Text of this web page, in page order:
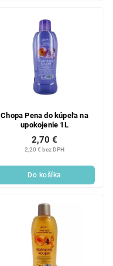
Chopa Pena do kúpeľa na
upokojenie 1L
2,20 € bez DPH
2,70 €
Do košíka